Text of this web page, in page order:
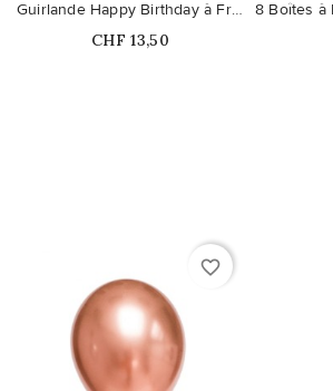
Guirlande Happy Birthday à Franges Rose Gold
Prix
CHF 13,50
favorite_border